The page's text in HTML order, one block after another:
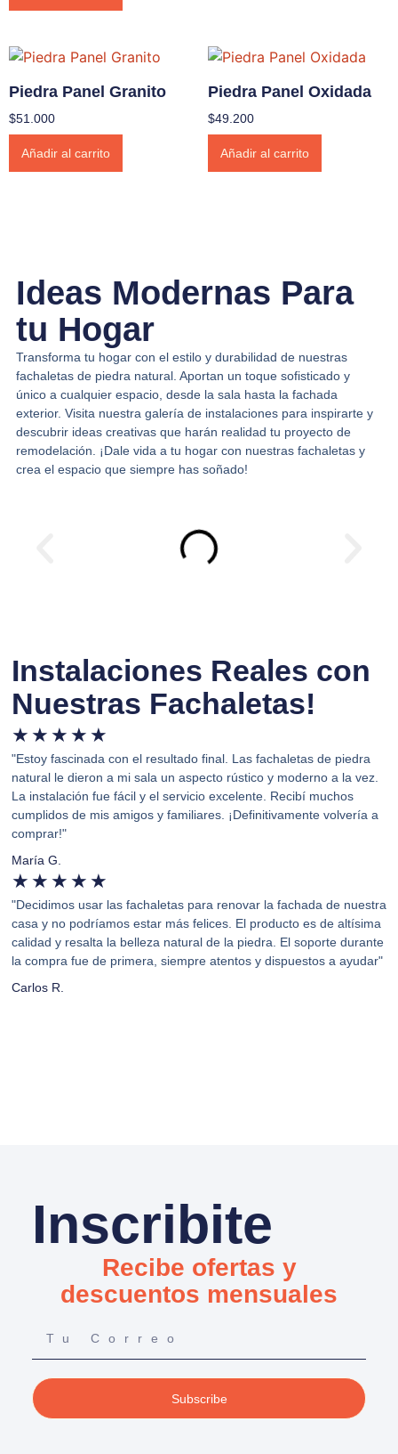
Piedra Panel Granito
$51.000
Añadir al carrito
Piedra Panel Oxidada
$49.200
Añadir al carrito
Ideas Modernas Para
tu Hogar
Transforma tu hogar con el estilo y durabilidad de nuestras
fachaletas de piedra natural. Aportan un toque sofisticado y
único a cualquier espacio, desde la sala hasta la fachada
exterior. Visita nuestra galería de instalaciones para inspirarte y
descubrir ideas creativas que harán realidad tu proyecto de
remodelación. ¡Dale vida a tu hogar con nuestras fachaletas y
crea el espacio que siempre has soñado!
Instalaciones Reales con
Nuestras Fachaletas!
★ ★ ★ ★ ★
"Estoy fascinada con el resultado final. Las fachaletas de piedra
natural le dieron a mi sala un aspecto rústico y moderno a la vez.
La instalación fue fácil y el servicio excelente. Recibí muchos
cumplidos de mis amigos y familiares. ¡Definitivamente volvería a
comprar!"
María G.
★ ★ ★ ★ ★
"Decidimos usar las fachaletas para renovar la fachada de nuestra
casa y no podríamos estar más felices. El producto es de altísima
calidad y resalta la belleza natural de la piedra. El soporte durante
la compra fue de primera, siempre atentos y dispuestos a ayudar"
Carlos R.
Inscribite
Recibe ofertas y
descuentos mensuales
Subscribe